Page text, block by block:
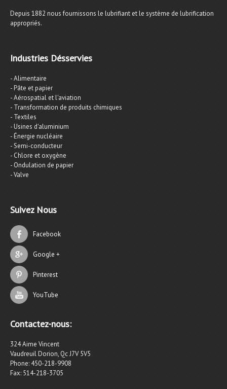
Depuis 1882 nous fournissons le lubrifiant et le système de lubrification
appropriés.
Industries Désservies
- Alimentaire
- Pâte et papier
- Aérospatial et l'aviation
- Transformation de produits chimiques
- Textiles
- Usines d'aluminium
- Énergie nucléaire
- Semi-conducteur
- Chlore et oxygène
- Ondulation de papier
- Valve
Suivez Nous
Facebook
Google +
Pinterest
YouTube
Contactez-nous:
324 Aime Vincent
Vaudreuil Dorion, Qc J7V 5V5
Phone: 450-218-9908
Fax: 514-218-3705